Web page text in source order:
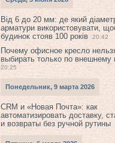
Від 6 до 20 мм: де який
арматури використовувати,
будинок стояв 100 років
20:42
Почему офисное кресло
выбирать только по внешнему
20:25
Понедельник, 9 марта 2026
CRM и «Новая Почта»: как
автоматизировать доставку,
и возвраты без ручной рутины